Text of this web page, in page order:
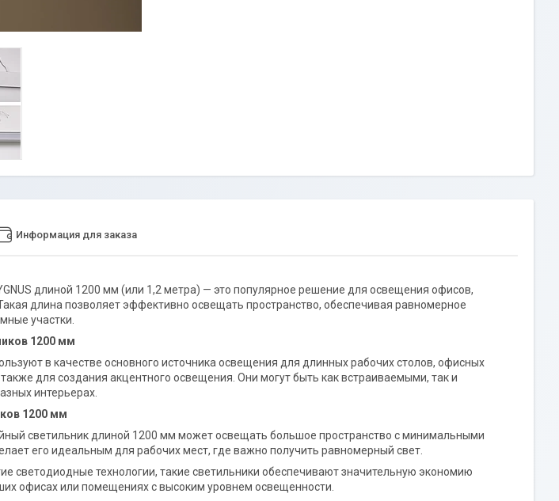
Информация для заказа
длиной 1200 мм (или 1,2 метра) — это популярное решение для освещения офисов,
длина позволяет эффективно освещать пространство, обеспечивая равномерное
участки.
1200 мм
в качестве основного источника освещения для длинных рабочих столов, офисных
для создания акцентного освещения. Они могут быть как встраиваемыми, так и
интерьерах.
1200 мм
светильник длиной 1200 мм может освещать большое пространство с минимальными
его идеальным для рабочих мест, где важно получить равномерный свет.
светодиодные технологии, такие светильники обеспечивают значительную экономию
офисах или помещениях с высоким уровнем освещенности.